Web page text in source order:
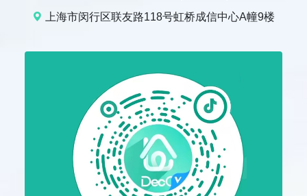
上海市闵行区联友路118号虹桥成信中心A幢9楼